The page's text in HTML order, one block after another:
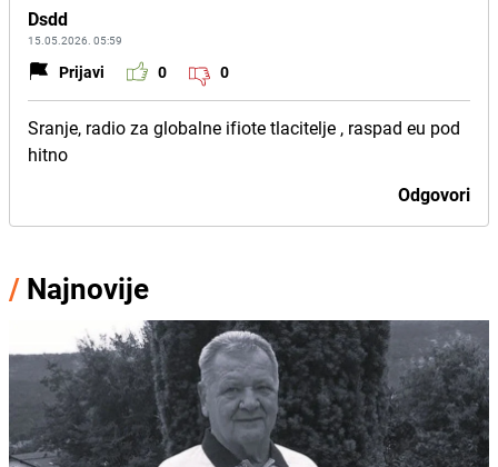
Dsdd
15.05.2026. 05:59
Prijavi 0 0
Sranje, radio za globalne ifiote tlacitelje , raspad eu pod
hitno
Odgovori
/ Najnovije